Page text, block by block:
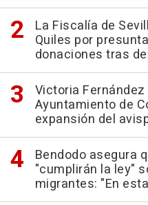
La Fiscalía de
Quiles por
donaciones tras
Victoria
Ayuntamiento de
expansión del
Bendodo asegura
"cumplirán la ley"
migrantes: "En